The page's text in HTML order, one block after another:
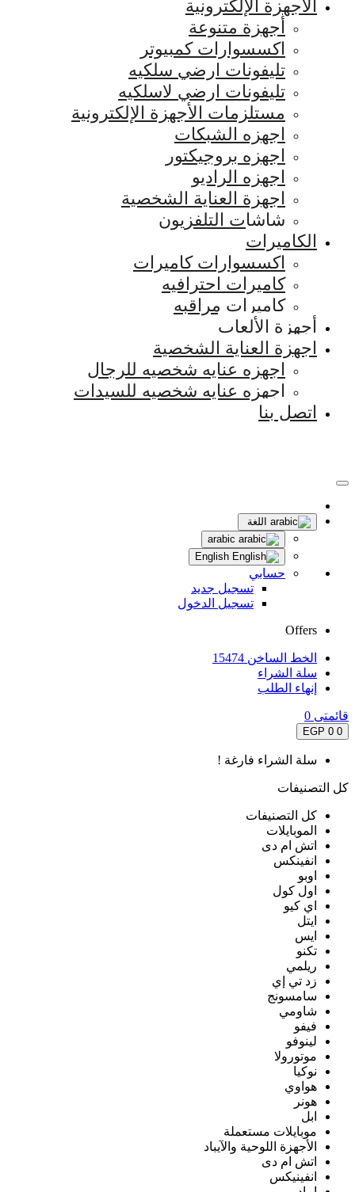
الأجهزة الإلكترونية
أجهزة متنوعة
اكسسوارات كمبيوتر
تليفونات ارضي سلكيه
تليفونات ارضي لاسلكيه
مستلزمات الأجهزة الإلكترونية
اجهزه الشبكات
اجهزه بروجيكتور
اجهزه الراديو
اجهزة العناية الشخصية
شاشات التلفزيون
الكاميرات
اكسسوارات كاميرات
كاميرات احترافيه
كاميرات مراقبه
أجهزة الألعاب
اجهزة العناية الشخصية
اجهزه عنايه شخصيه للرجال
اجهزه عنايه شخصيه للسيدات
اتصل بنا
اللغة
حسابي
تسجيل جديد
تسجيل الدخول
Offers
الخط الساخن 15474
سلة الشراء
إنهاء الطلب
قائمتى 0
0
0 EGP
سلة الشراء فارغة !
كل التصنيفات
كل التصنيفات
الموبايلات
اتش ام دى
انفينكس
اوبو
اول كول
اي كيو
ايتل
ايس
تكنو
ريلمي
زد تي إي
سامسونج
شاومي
فيفو
لينوفو
موتورولا
نوكيا
هواوي
هونر
ابل
موبايلات مستعملة
الأجهزة اللوحية والآيباد
اتش ام دى
انفينيكس